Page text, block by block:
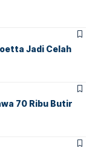
Jadi Celah
70 Ribu Butir